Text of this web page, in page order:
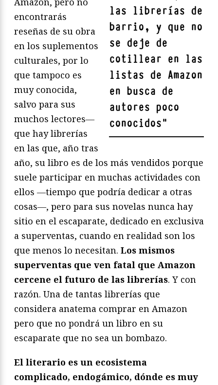
las librerías de
barrio, y que no
se deje de
cotillear en las
listas de Amazon
en busca de
autores poco
conocidos"
encontrarás
reseñas de su obra
en los suplementos
culturales, por lo
que tampoco es
muy conocida,
salvo para sus
muchos lectores―
que hay librerías
en las que, año tras
año, su libro es de los más vendidos porque
suele participar en muchas actividades con
ellos ―tiempo que podría dedicar a otras
cosas―, pero para sus novelas nunca hay
sitio en el escaparate, dedicado en exclusiva
a superventas, cuando en realidad son los
que menos lo necesitan. Los mismos
superventas que ven fatal que Amazon
cercene el futuro de las librerías. Y con
razón. Una de tantas librerías que
considera anatema comprar en Amazon
pero que no pondrá un libro en su
escaparate que no sea un bombazo.
El literario es un ecosistema
complicado, endogámico, dónde es muy